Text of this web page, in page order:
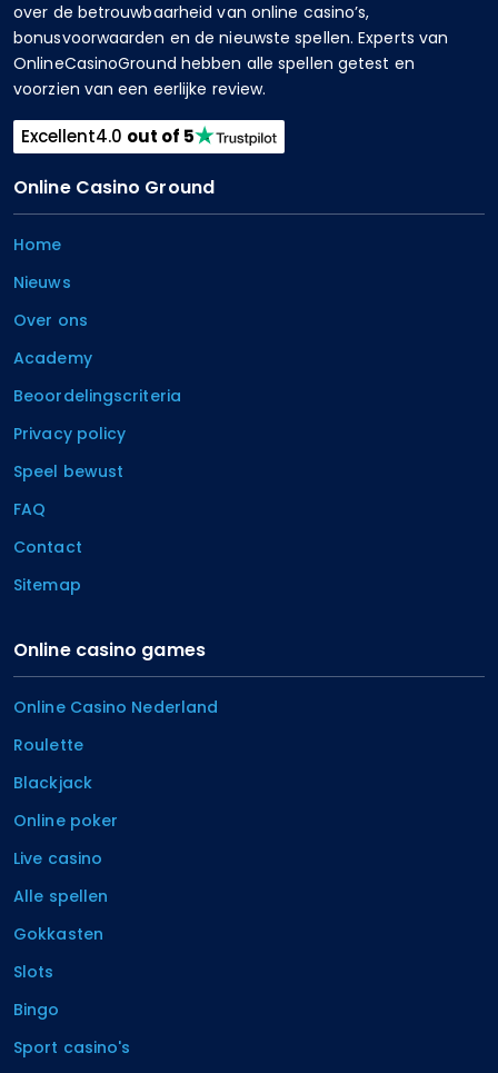
over de betrouwbaarheid van online casino’s,
bonusvoorwaarden en de nieuwste spellen. Experts van
OnlineCasinoGround hebben alle spellen getest en
voorzien van een eerlijke review.
Excellent4.0 out of 5
Online Casino Ground
Home
Nieuws
Over ons
Academy
Beoordelingscriteria
Privacy policy
Speel bewust
FAQ
Contact
Sitemap
Online casino games
Online Casino Nederland
Roulette
Blackjack
Online poker
Live casino
Alle spellen
Gokkasten
Slots
Bingo
Sport casino's